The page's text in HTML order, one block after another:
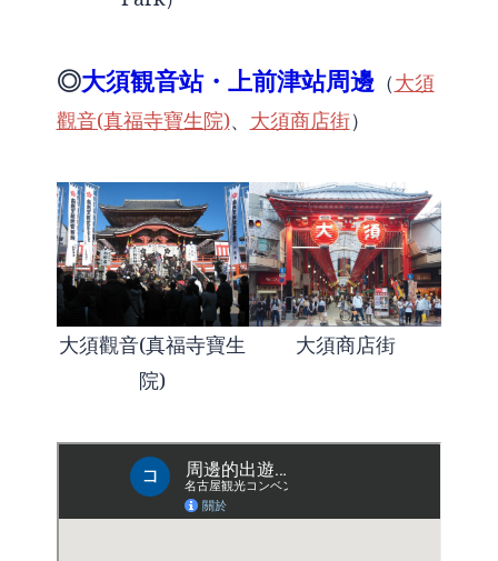
◎大須観音站・上前津站周邊 （大須
觀音(真福寺寶生院)、 大須商店街）
大須觀音(真福寺寶生
院)
大須商店街